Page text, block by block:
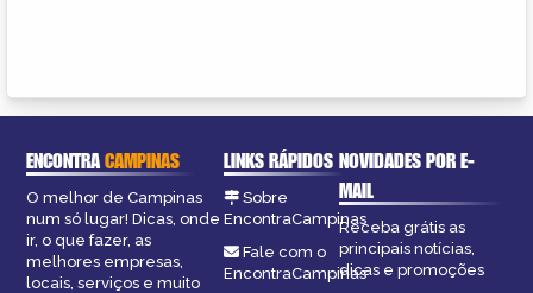
ENCONTRACAMPINAS
O melhor de Campinas
num só lugar! Dicas, onde
ir, o que fazer, as
melhores empresas,
locais, serviços e muito
LINKS RÁPIDOS
Sobre
EncontraCampinas
Fale com o
EncontraCampinas
NOVIDADES POR E-
MAIL
Receba grátis as
principais notícias,
dicas e promoções